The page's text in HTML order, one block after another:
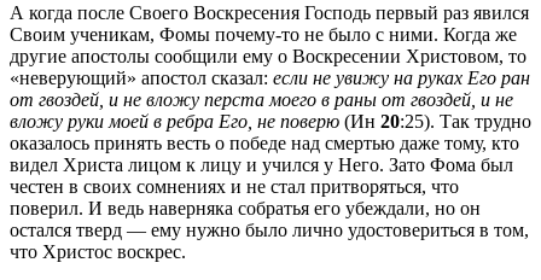
А когда после Своего Воскресения Господь первый раз явился
Своим ученикам, Фомы почему-то не было с ними. Когда же
другие апостолы сообщили ему о Воскресении Христовом, то
«неверующий» апостол сказал: если не увижу на руках Его ран
от гвоздей, и не вложу перста моего в раны от гвоздей, и не
вложу руки моей в ребра Его, не поверю (Ин 20:25). Так трудно
оказалось принять весть о победе над смертью даже тому, кто
видел Христа лицом к лицу и учился у Него. Зато Фома был
честен в своих сомнениях и не стал притворяться, что
поверил. И ведь наверняка собратья его убеждали, но он
остался тверд — ему нужно было лично удостовериться в том,
что Христос воскрес.